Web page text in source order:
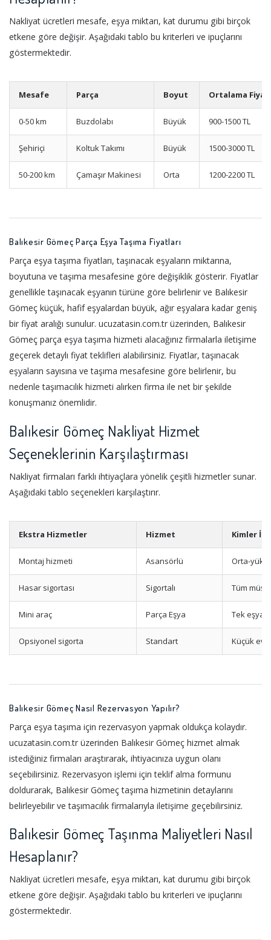
Nakliyat ücretleri mesafe, eşya miktarı, kat durumu gibi birçok
etkene göre değişir. Aşağıdaki tablo bu kriterleri ve ipuçlarını
göstermektedir.
Mesafe Parça Boyut Ortalama Fiyat
0-50 km Buzdolabı Büyük 900-1500 TL
Şehiriçi Koltuk Takımı Büyük 1500-3000 TL
50-200 km Çamaşır Makinesi Orta 1200-2200 TL
Balıkesir Gömeç Parça Eşya Taşıma Fiyatları
Parça eşya taşıma fiyatları, taşınacak eşyaların miktarına,
boyutuna ve taşıma mesafesine göre değişiklik gösterir. Fiyatlar
genellikle taşınacak eşyanın türüne göre belirlenir ve Balıkesir
Gömeç küçük, hafif eşyalardan büyük, ağır eşyalara kadar geniş
bir fiyat aralığı sunulur. ucuzatasin.com.tr üzerinden, Balıkesir
Gömeç parça eşya taşıma hizmeti alacağınız firmalarla iletişime
geçerek detaylı fiyat teklifleri alabilirsiniz. Fiyatlar, taşınacak
eşyaların sayısına ve taşıma mesafesine göre belirlenir, bu
nedenle taşımacılık hizmeti alırken firma ile net bir şekilde
konuşmanız önemlidir.
Balıkesir Gömeç Nakliyat Hizmet
Seçeneklerinin Karşılaştırması
Nakliyat firmaları farklı ihtiyaçlara yönelik çeşitli hizmetler sunar.
Aşağıdaki tablo seçenekleri karşılaştırır.
Ekstra Hizmetler Hizmet Kimler
Montaj hizmeti Asansörlü Orta-
Hasar sigortası Sigortalı Tüm
Mini araç Parça Eşya Tek eşya
Opsiyonel sigorta Standart Küçük
Balıkesir Gömeç Nasıl Rezervasyon Yapılır?
Parça eşya taşıma için rezervasyon yapmak oldukça kolaydır.
ucuzatasin.com.tr üzerinden Balıkesir Gömeç hizmet almak
istediğiniz firmaları araştırarak, ihtiyacınıza uygun olanı
seçebilirsiniz. Rezervasyon işlemi için teklif alma formunu
doldurarak, Balıkesir Gömeç taşıma hizmetinin detaylarını
belirleyebilir ve taşımacılık firmalarıyla iletişime geçebilirsiniz.
Balıkesir Gömeç Taşınma Maliyetleri Nasıl
Hesaplanır?
Nakliyat ücretleri mesafe, eşya miktarı, kat durumu gibi birçok
etkene göre değişir. Aşağıdaki tablo bu kriterleri ve ipuçlarını
göstermektedir.